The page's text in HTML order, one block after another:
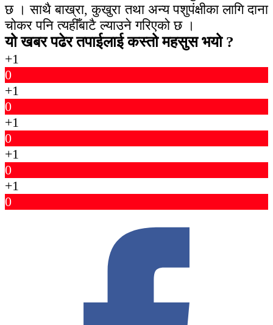
छ । साथै बाख्रा, कुखुरा तथा अन्य पशुपंक्षीका लागि दाना
चोकर पनि त्यहीँबाटै ल्याउने गरिएको छ ।
यो खबर पढेर तपाईलाई कस्तो महसुस भयो ?
+1
0
+1
0
+1
0
+1
0
+1
0